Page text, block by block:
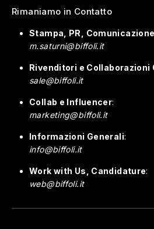
Rimaniamo in Contatto
Stampa, PR,
m.saturni@biffoli.it
Rivenditori e Collaborazioni
sale@biffoli.it
Collab e Influencer:
marketing@biffoli.it
Informazioni Generali:
info@biffoli.it
Work with Us, Candidature:
web@biffoli.it